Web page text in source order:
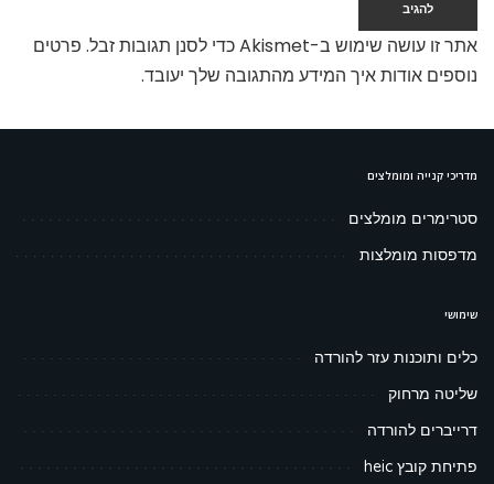
אתר זו עושה שימוש ב-Akismet כדי לסנן תגובות זבל.
פרטים
נוספים אודות איך המידע מהתגובה שלך יעובד.
מדריכי קנייה ומומלצים
סטרימרים מומלצים
מדפסות מומלצות
שימושי
כלים ותוכנות עזר להורדה
שליטה מרחוק
דרייברים להורדה
פתיחת קובץ heic